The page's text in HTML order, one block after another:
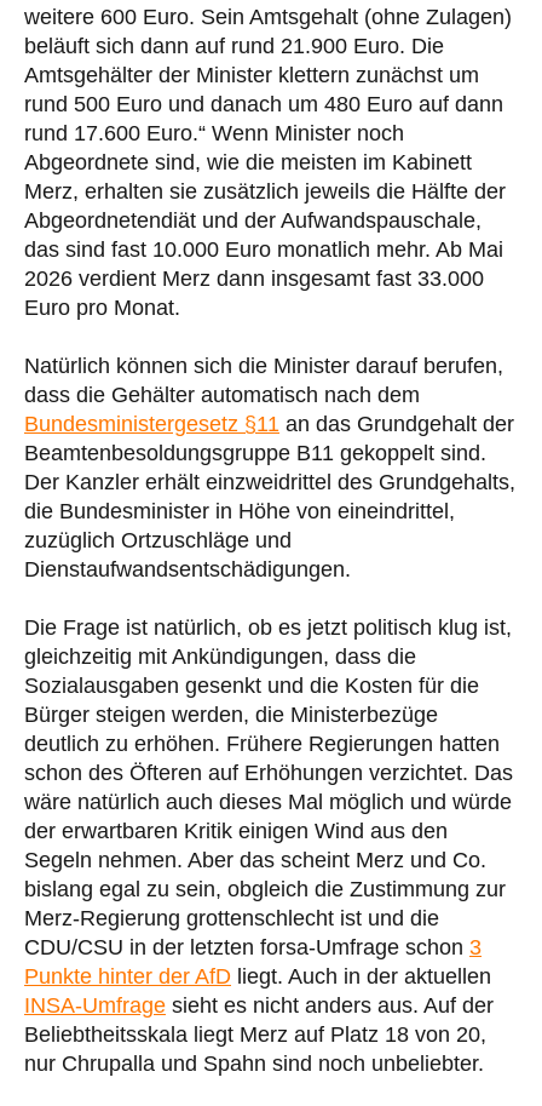
weitere 600 Euro. Sein Amtsgehalt (ohne Zulagen)
beläuft sich dann auf rund 21.900 Euro. Die
Amtsgehälter der Minister klettern zunächst um
rund 500 Euro und danach um 480 Euro auf dann
rund 17.600 Euro.“ Wenn Minister noch
Abgeordnete sind, wie die meisten im Kabinett
Merz, erhalten sie zusätzlich jeweils die Hälfte der
Abgeordnetendiät und der Aufwandspauschale,
das sind fast 10.000 Euro monatlich mehr. Ab Mai
2026 verdient Merz dann insgesamt fast 33.000
Euro pro Monat.
Natürlich können sich die Minister darauf berufen,
dass die Gehälter automatisch nach dem
Bundesministergesetz §11 an das Grundgehalt der
Beamtenbesoldungsgruppe B11 gekoppelt sind.
Der Kanzler erhält einzweidrittel des Grundgehalts,
die Bundesminister in Höhe von eineindrittel,
zuzüglich Ortzuschläge und
Dienstaufwandsentschädigungen.
Die Frage ist natürlich, ob es jetzt politisch klug ist,
gleichzeitig mit Ankündigungen, dass die
Sozialausgaben gesenkt und die Kosten für die
Bürger steigen werden, die Ministerbezüge
deutlich zu erhöhen. Frühere Regierungen hatten
schon des Öfteren auf Erhöhungen verzichtet. Das
wäre natürlich auch dieses Mal möglich und würde
der erwartbaren Kritik einigen Wind aus den
Segeln nehmen. Aber das scheint Merz und Co.
bislang egal zu sein, obgleich die Zustimmung zur
Merz-Regierung grottenschlecht ist und die
CDU/CSU in der letzten forsa-Umfrage schon 3
Punkte hinter der AfD liegt. Auch in der aktuellen
INSA-Umfrage sieht es nicht anders aus. Auf der
Beliebtheitsskala liegt Merz auf Platz 18 von 20,
nur Chrupalla und Spahn sind noch unbeliebter.